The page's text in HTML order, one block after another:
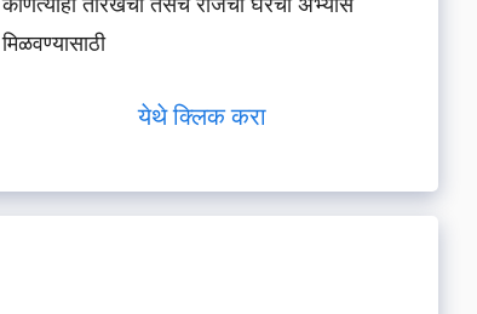
कोणत्याही तारखेचा तसेच रोजचा घरचा अभ्यास
मिळवण्यासाठी
येथे क्लिक करा